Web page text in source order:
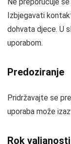
Izbjegavati
dohvata djece. U
uporabom.
Predoziranje
Pridržavajte se
uporaba može
Rok valjanosti